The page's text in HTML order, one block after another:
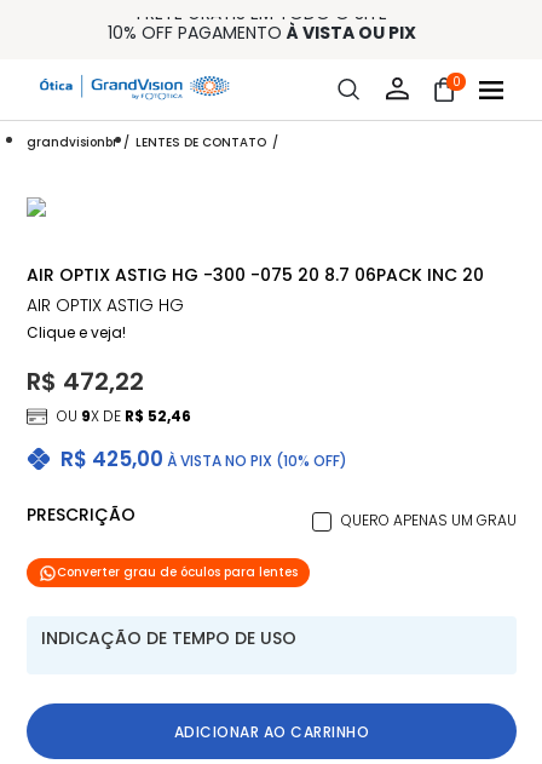
FRETE GRÁTIS EM TODO O SITE
10% OFF PAGAMENTO À VISTA OU PIX
15% OFF NA PRIMEIRA COMPRA (CONSULTE REGULAMENTO)
32% OFF NO COMBO - CONS. REG.
0
grandvisionbr LENTES DE CONTATO
AIR OPTIX ASTIG HG -300 -075 20 8.7 06PACK INC 20
AIR OPTIX ASTIG HG
Clique e veja!
R$ 425,00 À VISTA NO PIX (10% OFF)
R$ 472,22
OU 9X DE R$ 52,46
PRESCRIÇÃO QUERO APENAS UM GRAU
Converter grau de óculos para lentes
INDICAÇÃO DE TEMPO DE USO
ADICIONAR AO CARRINHO